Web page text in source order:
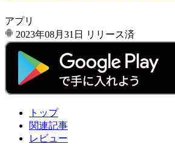
アプリ
2023年08月31日
リリース済
トップ
関連記事
レビュー